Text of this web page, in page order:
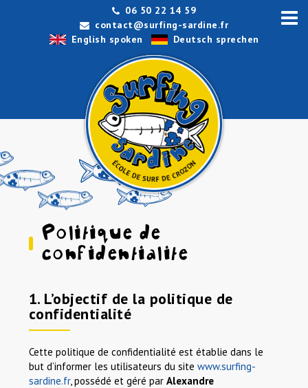
06 50 22 14 59
contact@surfing-sardine.fr
English spoken
Deutsch sprechen
Politique de
confidentialite
1. L’objectif de la politique de
confidentialité
Cette politique de confidentialité est établie dans le
but d’informer les utilisateurs du site www.surfing-
sardine.fr, possédé et géré par Alexandre